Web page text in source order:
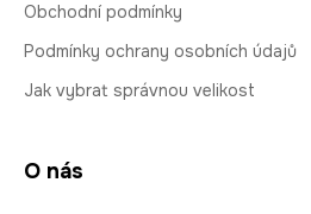
Obchodní podmínky
Podmínky ochrany osobních údajů
Jak vybrat správnou velikost
O nás